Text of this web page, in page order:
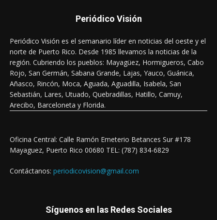
Periódico Visión
Periódico Visión es el semanario líder en noticias del oeste y el
norte de Puerto Rico. Desde 1985 llevamos la noticias de la
región. Cubriendo los pueblos: Mayagüez, Hormigueros, Cabo
Rojo, San Germán, Sabana Grande, Lajas, Yauco, Guánica,
Añasco, Rincón, Moca, Aguada, Aguadilla, Isabela, San
Sebastián, Lares, Utuado, Quebradillas, Hatillo, Camuy,
Arecibo, Barceloneta y Florida.
Oficina Central: Calle Ramón Emeterio Betances Sur #178
Mayaguez, Puerto Rico 00680 TEL: (787) 834-6829
Contáctanos: periodicovision@gmail.com
Síguenos en las Redes Sociales